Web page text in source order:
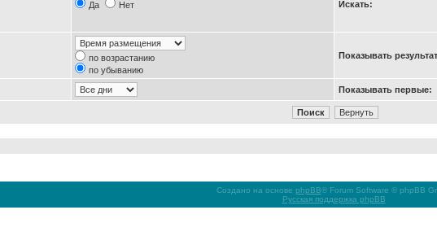
Да Нет Искать:
по возрастанию
по убыванию
Показывать
Показывать первые:
Создано на основе phpBB® Forum Software © phpBB
Русская поддержка phpBB